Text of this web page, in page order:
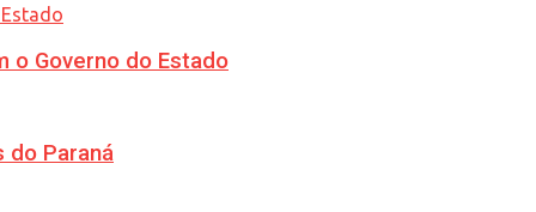
o Governo do Estado
do Paraná